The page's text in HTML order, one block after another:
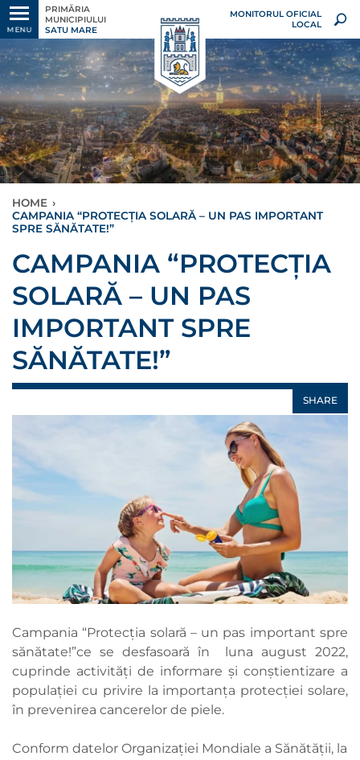
MENU
PRIMĂRIA
MUNICIPIULUI
SATU MARE
MONITORUL OFICIAL
LOCAL
HOME ›
CAMPANIA “PROTECȚIA SOLARĂ – UN PAS IMPORTANT
SPRE SĂNĂTATE!”
CAMPANIA “PROTECȚIA
SOLARĂ – UN PAS
IMPORTANT SPRE
SĂNĂTATE!”
SHARE
Campania “Protecția solară – un pas important spre
sănătate!”ce se desfasoară în luna august 2022,
cuprinde activităţi de informare şi conştientizare a
populaţiei cu privire la importanța protecției solare,
în prevenirea cancerelor de piele.
Conform datelor Organizației Mondiale a Sănătății, la